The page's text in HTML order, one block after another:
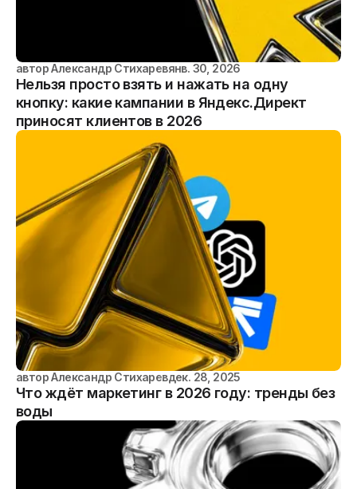
автор Александр Стихаревянв. 30, 2026
Нельзя просто взять и нажать на одну
кнопку: какие кампании в Яндекс.Директ
приносят клиентов в 2026
автор Александр Стихаревдек. 28, 2025
Что ждёт маркетинг в 2026 году: тренды без
воды